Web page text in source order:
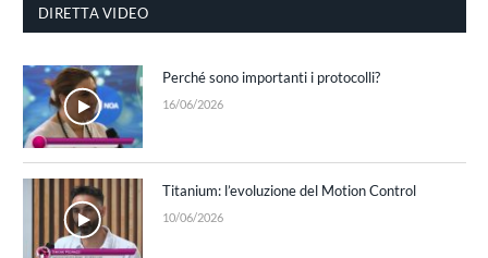
DIRETTA VIDEO
Perché sono importanti i protocolli?
16/06/2026
Titanium: l’evoluzione del Motion Control
10/06/2026